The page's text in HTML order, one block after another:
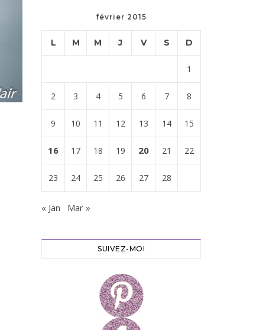
février 2015
L M M J V S D
1
2 3 4 5 6 7 8
9 10 11 12 13 14 15
16 17 18 19 20 21 22
23 24 25 26 27 28
« Jan Mar »
SUIVEZ-MOI